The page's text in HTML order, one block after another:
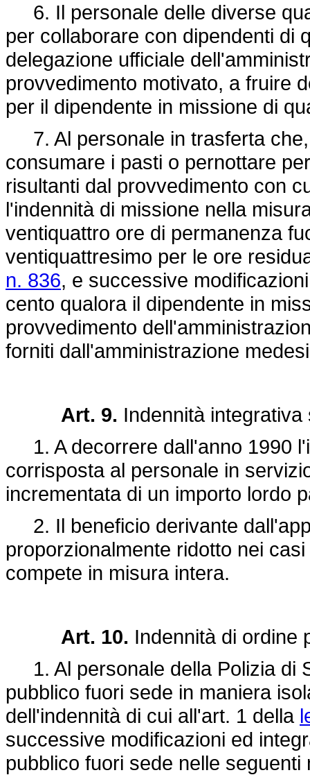
6. Il personale delle diverse
per collaborare con dipendenti di
delegazione ufficiale
provvedimento motivato, a fruire
per il dipendente in missione di
7. Al personale in trasferta
consumare i pasti o pernottare
risultanti dal provvedimento con
l'indennità di missione nella
ventiquattro ore di permanenza
ventiquattresimo per le ore
n. 836, e successive
cento qualora il dipendente in
provvedimento
forniti dall'amministrazione
Art. 9. Indennità
1. A decorrere dall'anno 1990
corrisposta al personale in
incrementata di un importo lordo
2. Il beneficio derivante
proporzionalmente ridotto nei
compete in misura intera.
Art. 10. Indennità di ordine
1. Al personale della Polizia di
pubblico fuori sede in maniera
dell'indennità di cui all'art. 1 della
successive modificazioni ed
pubblico fuori sede nelle seguenti